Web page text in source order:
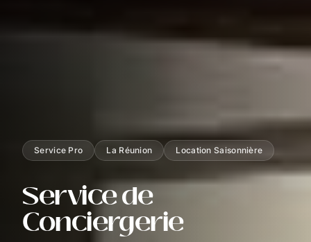
Service Pro La Réunion Location Saisonnière
Service de
Conciergerie